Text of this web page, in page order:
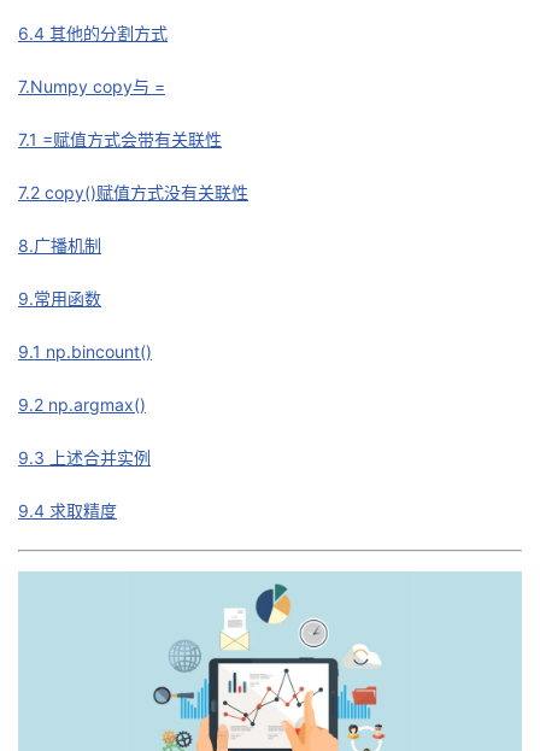
6.4 其他的分割方式
7.Numpy copy与 =
7.1 =赋值方式会带有关联性
7.2 copy()赋值方式没有关联性
8.广播机制
9.常用函数
9.1 np.bincount()
9.2 np.argmax()
9.3 上述合并实例
9.4 求取精度